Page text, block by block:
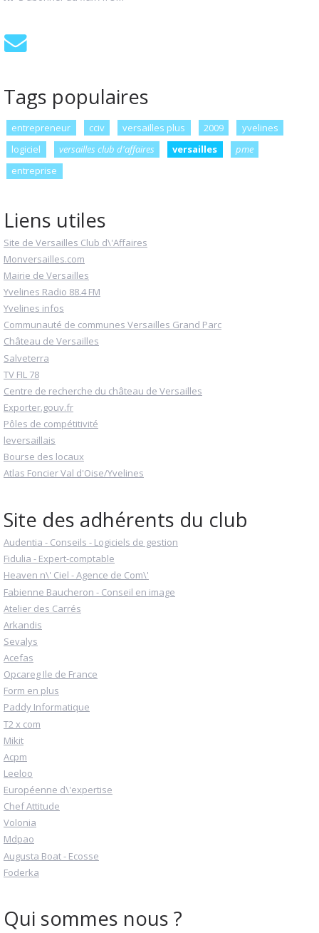
Tags populaires
entrepreneur cciv versailles plus 2009
yvelines
logiciel
versailles club d'affaires versailles
pme
entreprise
Liens utiles
Site de Versailles Club d\'Affaires
Monversailles.com
Mairie de Versailles
Yvelines Radio 88.4 FM
Yvelines infos
Communauté de communes Versailles Grand Parc
Château de Versailles
Salveterra
TV FIL 78
Centre de recherche du château de Versailles
Exporter.gouv.fr
Pôles de compétitivité
leversaillais
Bourse des locaux
Atlas Foncier Val d'Oise/Yvelines
Site des adhérents du club
Audentia - Conseils - Logiciels de gestion
Fidulia - Expert-comptable
Heaven n\' Ciel - Agence de Com\'
Fabienne Baucheron - Conseil en image
Atelier des Carrés
Arkandis
Sevalys
Acefas
Opcareg Ile de France
Form en plus
Paddy Informatique
T2 x com
Mikit
Acpm
Leeloo
Européenne d\'expertise
Chef Attitude
Volonia
Mdpao
Augusta Boat - Ecosse
Foderka
Qui sommes nous ?